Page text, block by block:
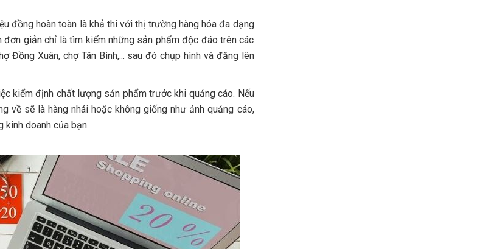
đồng hoàn toàn là khả thi với thị trường hàng hóa đa dạng
đơn giản chỉ là tìm kiếm những sản phẩm độc đáo trên các
Đồng Xuân, chợ Tân Bình,... sau đó chụp hình và đăng lên
kiểm định chất lượng sản phẩm trước khi quảng cáo. Nếu
về sẽ là hàng nhái hoặc không giống như ảnh quảng cáo,
kinh doanh của bạn.